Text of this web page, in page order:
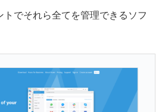
トでそれら全てを管理できるソフ